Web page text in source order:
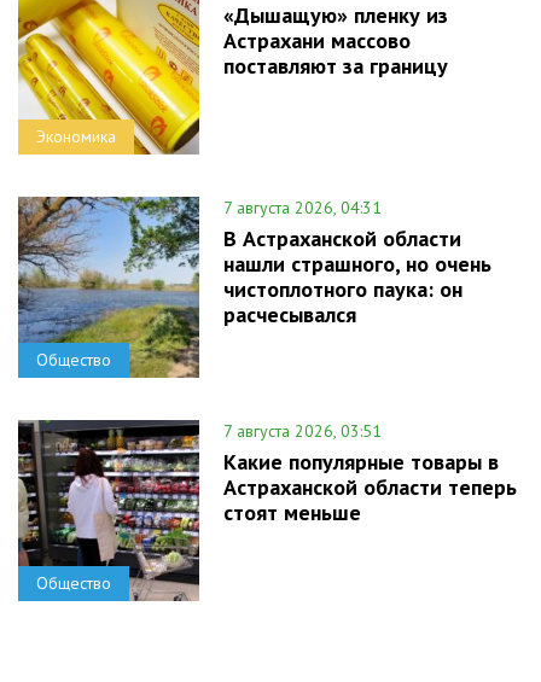
Экономика
«Дышащую» пленку из
Астрахани массово
поставляют за границу
Общество
7 августа 2026, 04:31
В Астраханской области
нашли страшного, но очень
чистоплотного паука: он
расчесывался
Общество
7 августа 2026, 03:51
Какие популярные товары в
Астраханской области теперь
стоят меньше